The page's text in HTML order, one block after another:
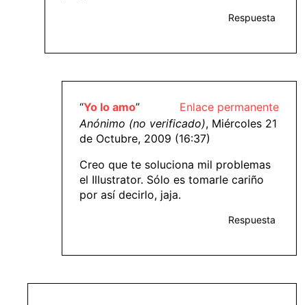
Respuesta
Enlace permanente
“Yo lo amo”
Anónimo (no verificado), Miércoles 21
de Octubre, 2009 (16:37)
Creo que te soluciona mil problemas
el Illustrator. Sólo es tomarle cariño
por así decirlo, jaja.
Respuesta